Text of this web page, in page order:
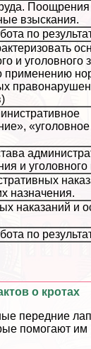
Поощрения
взыскания.
по
и уголовного
применению
и уголовного
назначения.
наказаний и
по
о кротах
передние
помогают им